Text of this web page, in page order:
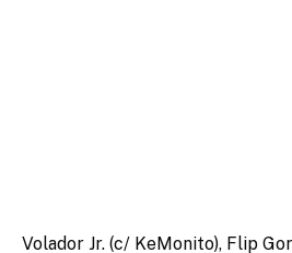
Volador Jr. (c/ KeMonito), Flip